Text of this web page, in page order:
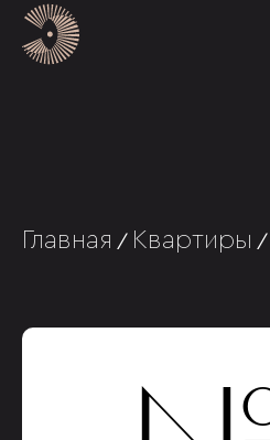
Главная / Квартиры /